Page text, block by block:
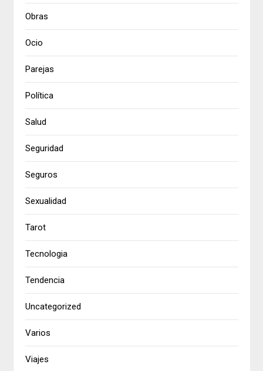
Obras
Ocio
Parejas
Política
Salud
Seguridad
Seguros
Sexualidad
Tarot
Tecnologia
Tendencia
Uncategorized
Varios
Viajes